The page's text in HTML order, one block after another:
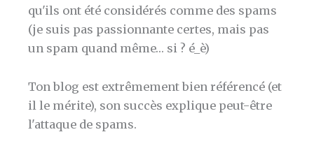
qu'ils ont été considérés comme des spams
(je suis pas passionnante certes, mais pas
un spam quand même… si ? é_è)
Ton blog est extrêmement bien référencé (et
il le mérite), son succès explique peut-être
l'attaque de spams.